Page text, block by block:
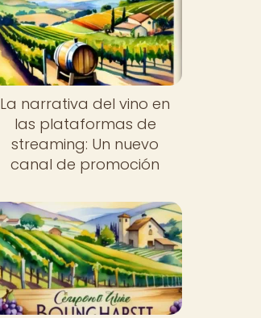
La narrativa del vino en
las plataformas de
streaming: Un nuevo
canal de promoción